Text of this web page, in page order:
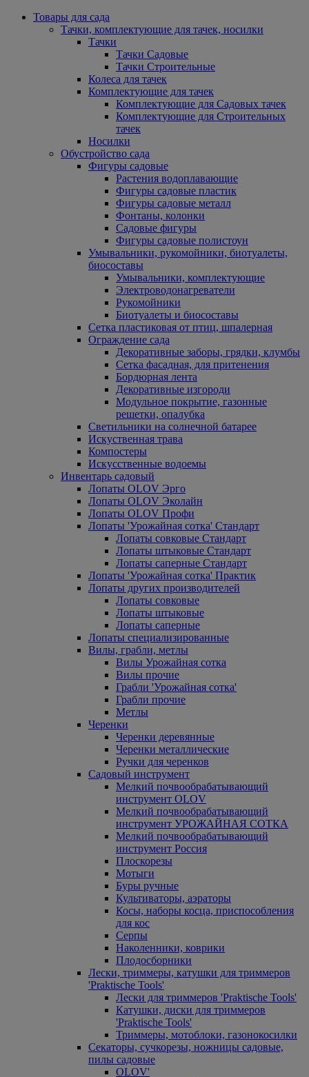
Товары для сада
Тачки, комплектующие для тачек, носилки
Тачки
Тачки Садовые
Тачки Строительные
Колеса для тачек
Комплектующие для тачек
Комплектующие для Садовых тачек
Комплектующие для Строительных
тачек
Носилки
Обустройство сада
Фигуры садовые
Растения водоплавающие
Фигуры садовые пластик
Фигуры садовые металл
Фонтаны, колонки
Садовые фигуры
Фигуры садовые полистоун
Умывальники, рукомойники, биотуалеты,
биосоставы
Умывальники, комплектующие
Электроводонагреватели
Рукомойники
Биотуалеты и биосоставы
Сетка пластиковая от птиц, шпалерная
Ограждение сада
Декоративные заборы, грядки, клумбы
Сетка фасадная, для притенения
Бордюрная лента
Декоративные изгороди
Модульное покрытие, газонные
решетки, опалубка
Светильники на солнечной батарее
Искуственная трава
Компостеры
Искусственные водоемы
Инвентарь садовый
Лопаты OLOV Эрго
Лопаты OLOV Эколайн
Лопаты OLOV Профи
Лопаты 'Урожайная сотка' Стандарт
Лопаты совковые Стандарт
Лопаты штыковые Стандарт
Лопаты саперные Стандарт
Лопаты 'Урожайная сотка' Практик
Лопаты других производителей
Лопаты совковые
Лопаты штыковые
Лопаты саперные
Лопаты специализированные
Вилы, грабли, метлы
Вилы Урожайная сотка
Вилы прочие
Грабли 'Урожайная сотка'
Грабли прочие
Метлы
Черенки
Черенки деревянные
Черенки металлические
Ручки для черенков
Садовый инструмент
Мелкий почвообрабатывающий
инструмент OLOV
Мелкий почвообрабатывающий
инструмент УРОЖАЙНАЯ СОТКА
Мелкий почвообрабатывающий
инструмент Россия
Плоскорезы
Мотыги
Буры ручные
Культиваторы, аэраторы
Косы, наборы косца, приспособления
для кос
Серпы
Наколенники, коврики
Плодосборники
Лески, триммеры, катушки для триммеров
'Praktische Tools'
Лески для триммеров 'Praktische Tools'
Катушки, диски для триммеров
'Praktische Tools'
Триммеры, мотоблоки, газонокосилки
Секаторы, сучкорезы, ножницы садовые,
пилы садовые
OLOV'